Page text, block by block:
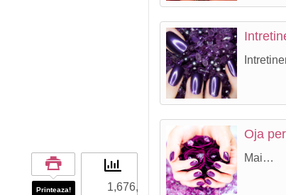
1,676,510 total
Printeaza!
Oja
Mai…